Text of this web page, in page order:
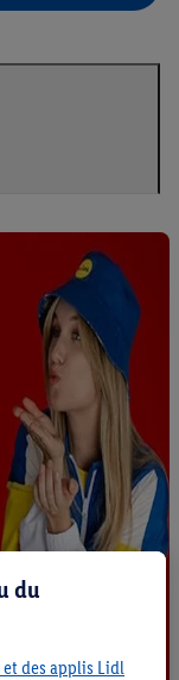
du
et des applis Lidl